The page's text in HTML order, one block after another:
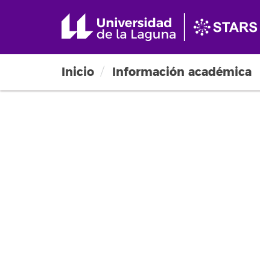
Inicio Información académica